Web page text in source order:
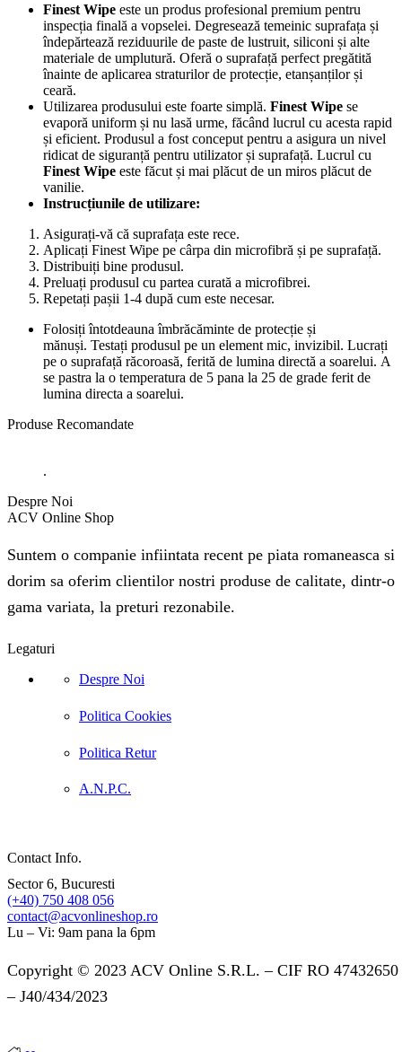
Finest Wipe este un produs profesional premium pentru
inspecția finală a vopselei. Degresează temeinic suprafața și
îndepărtează reziduurile de paste de lustruit, siliconi și alte
materiale de umplutură. Oferă o suprafață perfect pregătită
înainte de aplicarea straturilor de protecție, etanșanților și
ceară.
Utilizarea produsului este foarte simplă. Finest Wipe se
evaporă uniform și nu lasă urme, făcând lucrul cu acesta rapid
și eficient. Produsul a fost conceput pentru a asigura un nivel
ridicat de siguranță pentru utilizator și suprafață. Lucrul cu
Finest Wipe este făcut și mai plăcut de un miros plăcut de
vanilie.
Instrucțiunile de utilizare:
Asigurați-vă că suprafața este rece.
Aplicați Finest Wipe pe cârpa din microfibră și pe suprafață.
Distribuiți bine produsul.
Preluați produsul cu partea curată a microfibrei.
Repetați pașii 1-4 după cum este necesar.
Folosiți întotdeauna îmbrăcăminte de protecție și
mănuși. Testați produsul pe un element mic, invizibil. Lucrați
pe o suprafață răcoroasă, ferită de lumina directă a soarelui. A
se pastra la o temperatura de 5 pana la 25 de grade ferit de
lumina directa a soarelui.
Produse Recomandate
.
Despre Noi
ACV Online Shop
Suntem o companie infiintata recent pe piata romaneasca si
dorim sa oferim clientilor nostri produse de calitate, dintr-o
gama variata, la preturi rezonabile.
Legaturi
Despre Noi
Politica Cookies
Politica Retur
A.N.P.C.
Contact Info.
Sector 6, Bucuresti
(+40) 750 408 056
contact@acvonlineshop.ro
Lu – Vi: 9am pana la 6pm
Copyright © 2023 ACV Online S.R.L. – CIF RO 47432650
– J40/434/2023